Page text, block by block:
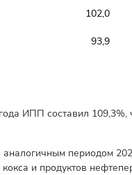
102,0
93,9
ИПП составил 109,3%,
периодом
и продуктов